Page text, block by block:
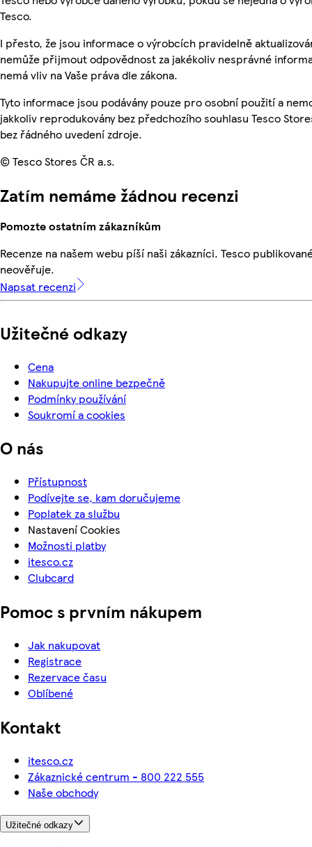
Tesco.
I přesto, že jsou informace o výrobcích pravidelně
nemůže přijmout odpovědnost za jakékoliv nesprávné
nemá vliv na Vaše práva dle zákona.
Tyto informace jsou podávány pouze pro osobní použití a
jakkoliv reprodukovány bez předchozího souhlasu Tesco
bez řádného uvedení zdroje.
© Tesco Stores ČR a.s.
Zatím nemáme žádnou recenzi
Pomozte ostatním zákazníkům
Recenze na našem webu píší naši zákazníci. Tesco
neověřuje.
Napsat recenzi
Užitečné odkazy
Cena
Nakupujte online bezpečně
Podmínky používání
Soukromí a cookies
O nás
Přístupnost
Podívejte se, kam doručujeme
Poplatek za službu
Nastavení Cookies
Možnosti platby
itesco.cz
Clubcard
Pomoc s prvním nákupem
Jak nakupovat
Registrace
Rezervace času
Oblíbené
Kontakt
itesco.cz
Zákaznické centrum - 800 222 555
Naše obchody
Užitečné odkazy